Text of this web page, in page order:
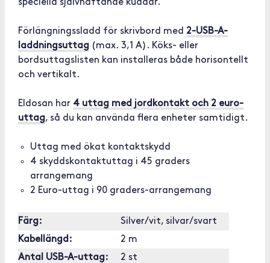
speciella självhäftande kuddar.
Förlängningssladd för skrivbord med 2-USB-A-
laddningsuttag (max. 3,1 A). Köks- eller
bordsuttagslisten kan installeras både horisontellt
och vertikalt.
Eldosan har 4 uttag med jordkontakt och 2 euro-
uttag, så du kan använda flera enheter samtidigt.
Uttag med ökat kontaktskydd
4 skyddskontaktuttag i 45 graders
arrangemang
2 Euro-uttag i 90 graders-arrangemang
Färg:
Silver/vit, silvar/svart
Kabellängd:
2 m
Antal USB-A-uttag:
2 st